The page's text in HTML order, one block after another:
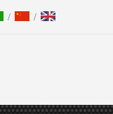
/ /